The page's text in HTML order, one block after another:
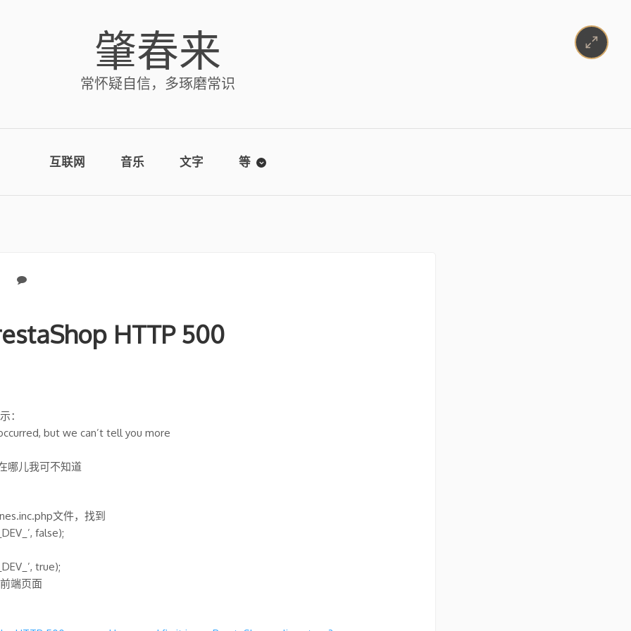
肇春来
常怀疑自信，多琢磨常识
互联网 音乐 文字 等
HTTP 500
：
but we can’t tell you more
哪儿我可不知道
文件，找到
false);
true);
端页面